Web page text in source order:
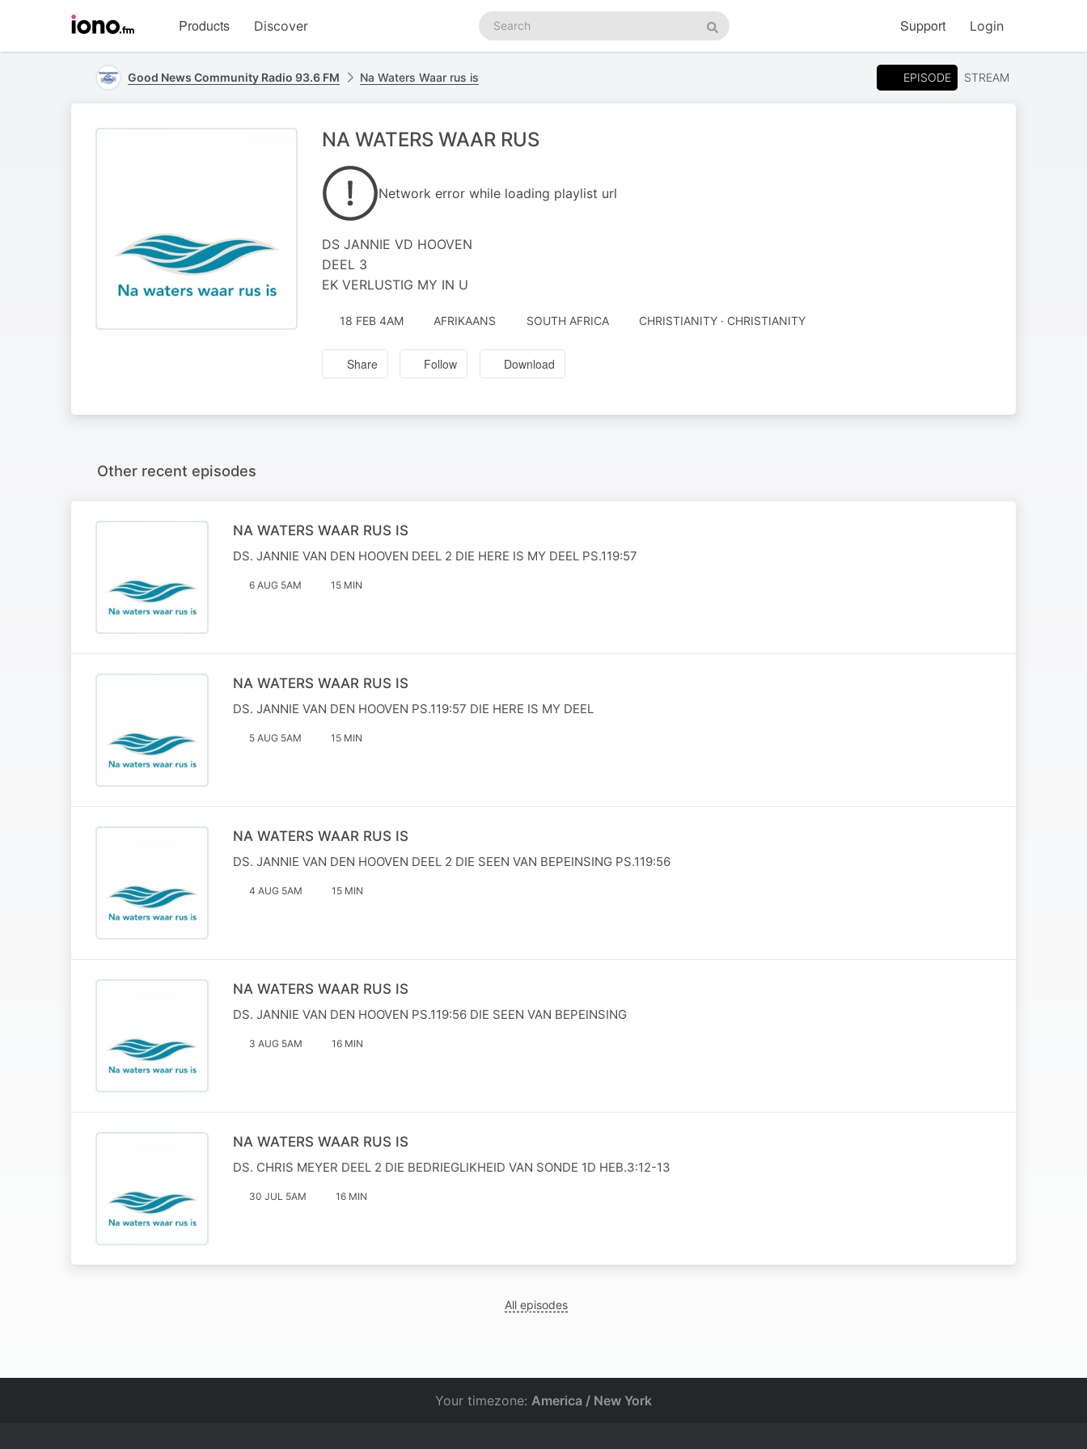
homepage
Products Discover
Search
podcasts
Search
Support Login
Good News Community Radio 93.6 FM Na Waters Waar rus is EPISODE STREAM
NA WATERS WAAR RUS
Network error while loading playlist url
DS JANNIE VD HOOVEN
DEEL 3
EK VERLUSTIG MY IN U
18 FEB 4AM AFRIKAANS SOUTH AFRICA CHRISTIANITY · CHRISTIANITY
Share Follow Download
Other recent episodes
NA WATERS WAAR RUS IS
DS. JANNIE VAN DEN HOOVEN DEEL 2 DIE HERE IS MY DEEL PS.119:57
6 AUG 5AM 15 MIN
NA WATERS WAAR RUS IS
DS. JANNIE VAN DEN HOOVEN PS.119:57 DIE HERE IS MY DEEL
5 AUG 5AM 15 MIN
NA WATERS WAAR RUS IS
DS. JANNIE VAN DEN HOOVEN DEEL 2 DIE SEEN VAN BEPEINSING PS.119:56
4 AUG 5AM 15 MIN
NA WATERS WAAR RUS IS
DS. JANNIE VAN DEN HOOVEN PS.119:56 DIE SEEN VAN BEPEINSING
3 AUG 5AM 16 MIN
NA WATERS WAAR RUS IS
DS. CHRIS MEYER DEEL 2 DIE BEDRIEGLIKHEID VAN SONDE 1D HEB.3:12-13
30 JUL 5AM 16 MIN
All episodes
Your timezone: America / New York